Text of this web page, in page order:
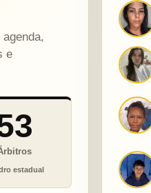
e
estadual
L
G
N
A